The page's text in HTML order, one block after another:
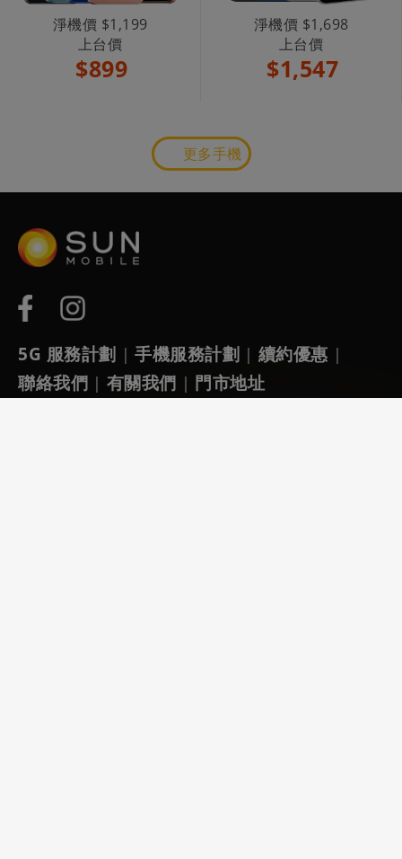
淨機價 $1,199
上台價
$899
淨機價 $1,698
上台價
$1,547
更多手機
5G 服務計劃 | 手機服務計劃 | 續約優惠 |
聯絡我們 | 有關我們 | 門市地址